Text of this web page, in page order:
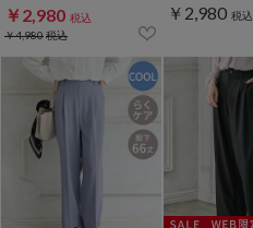
￥2,980 税込
￥4,980税込
￥2,980 税込